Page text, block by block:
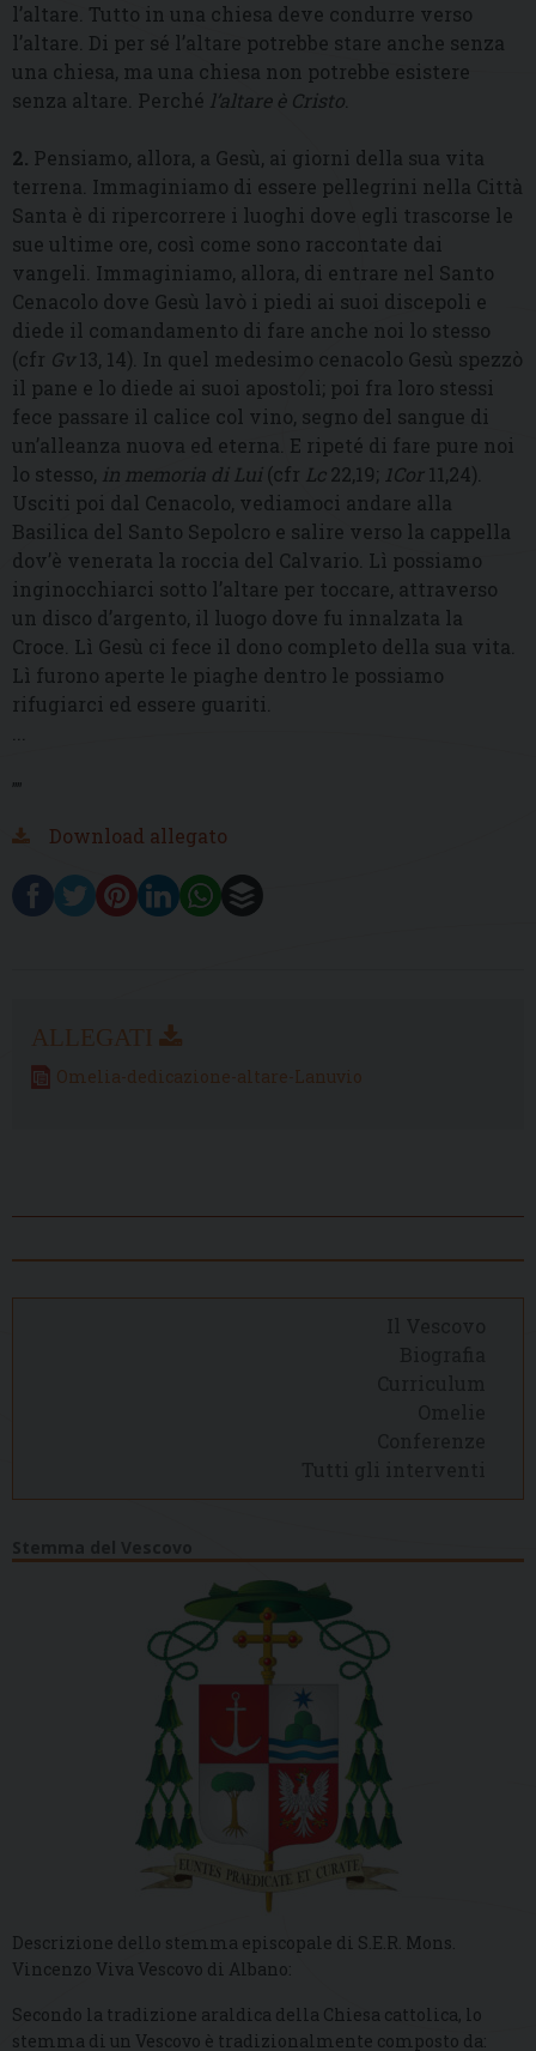
l’altare. Tutto in una chiesa deve condurre verso
l’altare. Di per sé l’altare potrebbe stare anche senza
una chiesa, ma una chiesa non potrebbe esistere
senza altare. Perché l’altare è Cristo
2. Pensiamo, allora, a Gesù, ai giorni della sua vita
terrena. Immaginiamo di essere pellegrini nella Città
Santa è di ripercorrere i luoghi dove egli trascorse le
sue ultime ore, così come sono raccontate dai
vangeli. Immaginiamo, allora, di entrare nel Santo
Cenacolo dove Gesù lavò i piedi ai suoi discepoli e
diede il comandamento di fare anche noi lo stesso
(cfr Gv13, 14). In quel medesimo cenacolo Gesù spezzò
il pane e lo diede ai suoi apostoli; poi fra loro stessi
fece passare il calice col vino, segno del sangue di
un’alleanza nuova ed eterna. E ripeté di fare pure noi
lo stesso, in memoria di Lui(cfr Lc22,19; 1Cor11,24).
Usciti poi dal Cenacolo, vediamoci andare alla
Basilica del Santo Sepolcro e salire verso la cappella
dov’è venerata la roccia del Calvario. Lì possiamo
inginocchiarci sotto l’altare per toccare, attraverso
un disco d’argento, il luogo dove fu innalzata la
Croce. Lì Gesù ci fece il dono completo della sua vita.
Lì furono aperte le piaghe dentro le possiamo
rifugiarci ed essere guariti.
””
Download allegato
Omelia-dedicazione-altare-Lanuvio
Descrizione dello stemma episcopale di S.E.R. Mons.
Vincenzo Viva Vescovo di Albano:
Secondo la tradizione araldica della Chiesa cattolica, lo
stemma di un Vescovo è tradizionalmente composto da: